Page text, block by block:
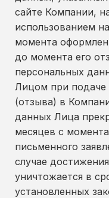
сайте Компании,
использованием
момента
до момента его
персональных
Лицом при подаче
(отзыва) в
данных Лица
месяцев с
письменного
случае
уничтожается в
установленных